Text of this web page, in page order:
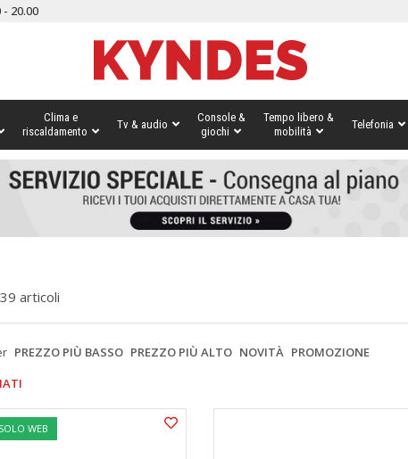
20.00
Clima e
riscaldamento
Tv & audio
Console &
giochi
Tempo libero &
mobilità
Telefonia
39 articoli
PREZZO PIÙ BASSO PREZZO PIÙ ALTO NOVITÀ PROMOZIONE
WEB